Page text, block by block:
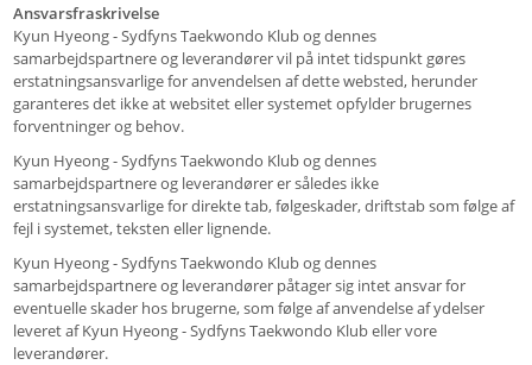
Ansvarsfraskrivelse
Kyun Hyeong - Sydfyns Taekwondo Klub og dennes
samarbejdspartnere og leverandører vil på intet tidspunkt gøres
erstatningsansvarlige for anvendelsen af dette websted, herunder
garanteres det ikke at websitet eller systemet opfylder brugernes
forventninger og behov.
Kyun Hyeong - Sydfyns Taekwondo Klub og dennes
samarbejdspartnere og leverandører er således ikke
erstatningsansvarlige for direkte tab, følgeskader, driftstab som følge af
fejl i systemet, teksten eller lignende.
Kyun Hyeong - Sydfyns Taekwondo Klub og dennes
samarbejdspartnere og leverandører påtager sig intet ansvar for
eventuelle skader hos brugerne, som følge af anvendelse af ydelser
leveret af Kyun Hyeong - Sydfyns Taekwondo Klub eller vore
leverandører.